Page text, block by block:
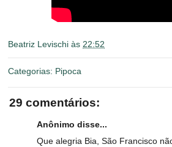
Beatriz Levischi às 22:52
Categorias: Pipoca
29 comentários:
Anônimo disse...
Que alegria Bia, São Francisco